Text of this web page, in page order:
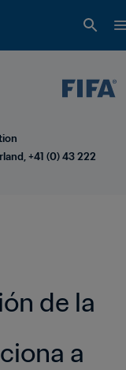
+41 (0) 43 222
de la
a